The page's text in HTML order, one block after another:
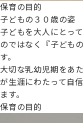
プライムスターほい
続けられる環境づく
【えるぼし認定(☆☆)
保育の目的
子どもの３０歳の姿
子どもを大人にとっ
のではなく『子ども
す。
大切な乳幼児期をあ
が生涯にわたって自
ます。
保育の目的